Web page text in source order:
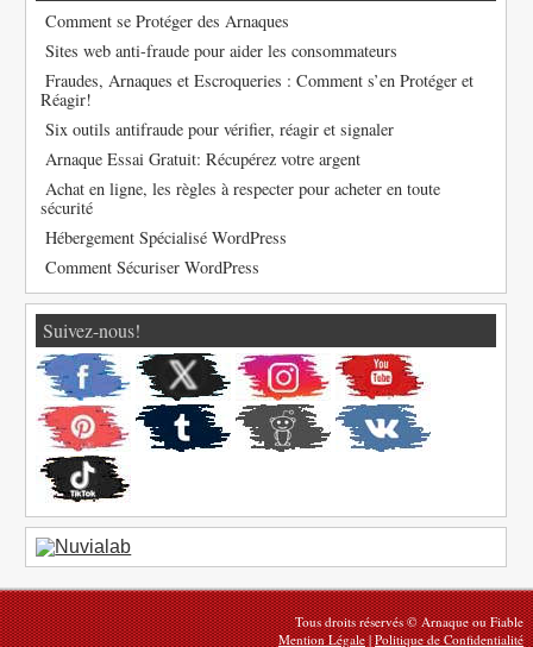
Comment se Protéger des Arnaques
Sites web anti-fraude pour aider les consommateurs
Fraudes, Arnaques et Escroqueries : Comment s’en Protéger et
Réagir!
Six outils antifraude pour vérifier, réagir et signaler
Arnaque Essai Gratuit: Récupérez votre argent
Achat en ligne, les règles à respecter pour acheter en toute
sécurité
Hébergement Spécialisé WordPress
Comment Sécuriser WordPress
Suivez-nous!
Tous droits réservés © Arnaque ou Fiable
Mention Légale|Politique de Confidentialité